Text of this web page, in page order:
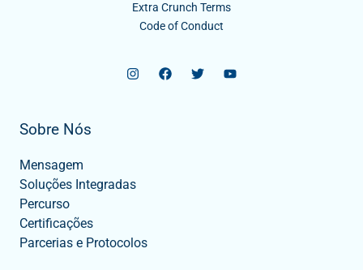
Extra Crunch Terms
Code of Conduct
Sobre Nós
Mensagem
Soluções Integradas
Percurso
Certificações
Parcerias e Protocolos